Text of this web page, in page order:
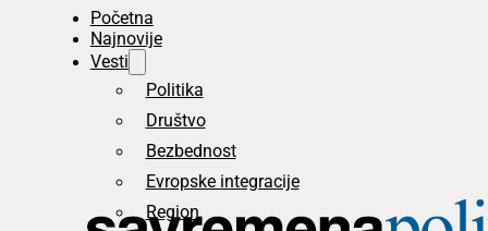
Početna
Najnovije
Vesti
Politika
Društvo
Bezbednost
Evropske integracije
Region